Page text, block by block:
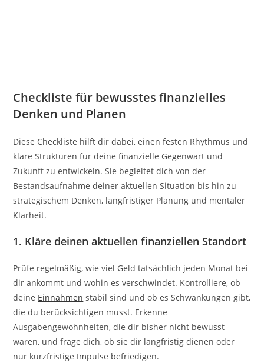
Checkliste für bewusstes finanzielles
Denken und Planen
Diese Checkliste hilft dir dabei, einen festen Rhythmus und
klare Strukturen für deine finanzielle Gegenwart und
Zukunft zu entwickeln. Sie begleitet dich von der
Bestandsaufnahme deiner aktuellen Situation bis hin zu
strategischem Denken, langfristiger Planung und mentaler
Klarheit.
1. Kläre deinen aktuellen finanziellen Standort
Prüfe regelmäßig, wie viel Geld tatsächlich jeden Monat bei
dir ankommt und wohin es verschwindet. Kontrolliere, ob
deine Einnahmen stabil sind und ob es Schwankungen gibt,
die du berücksichtigen musst. Erkenne
Ausgabengewohnheiten, die dir bisher nicht bewusst
waren, und frage dich, ob sie dir langfristig dienen oder
nur kurzfristige Impulse befriedigen.